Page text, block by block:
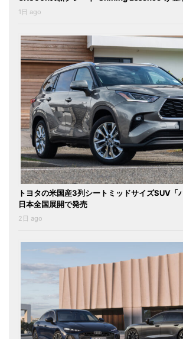
1日 ago
トヨタの米国産3列シートミッドサイズSUV「
日本全国展開で発売
2日 ago